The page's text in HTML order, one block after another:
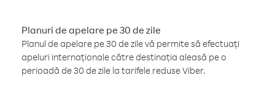
Planuri de apelare pe 30 de zile
Planul de apelare pe 30 de zile vă permite să efectuați
apeluri internaționale către destinația aleasă pe o
perioadă de 30 de zile la tarifele reduse Viber.